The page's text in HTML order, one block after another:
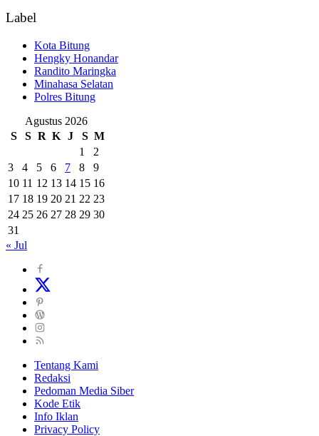
Label
Kota Bitung
Hengky Honandar
Randito Maringka
Minahasa Selatan
Polres Bitung
Agustus 2026
S
S R K J S M
1
2
3
4 5 6 7 8
9
10 11 12 13 14 15 16
17 18 19 20 21 22 23
24 25 26 27 28 29 30
31
« Jul
Tentang Kami
Redaksi
Pedoman Media Siber
Kode Etik
Info Iklan
Privacy Policy